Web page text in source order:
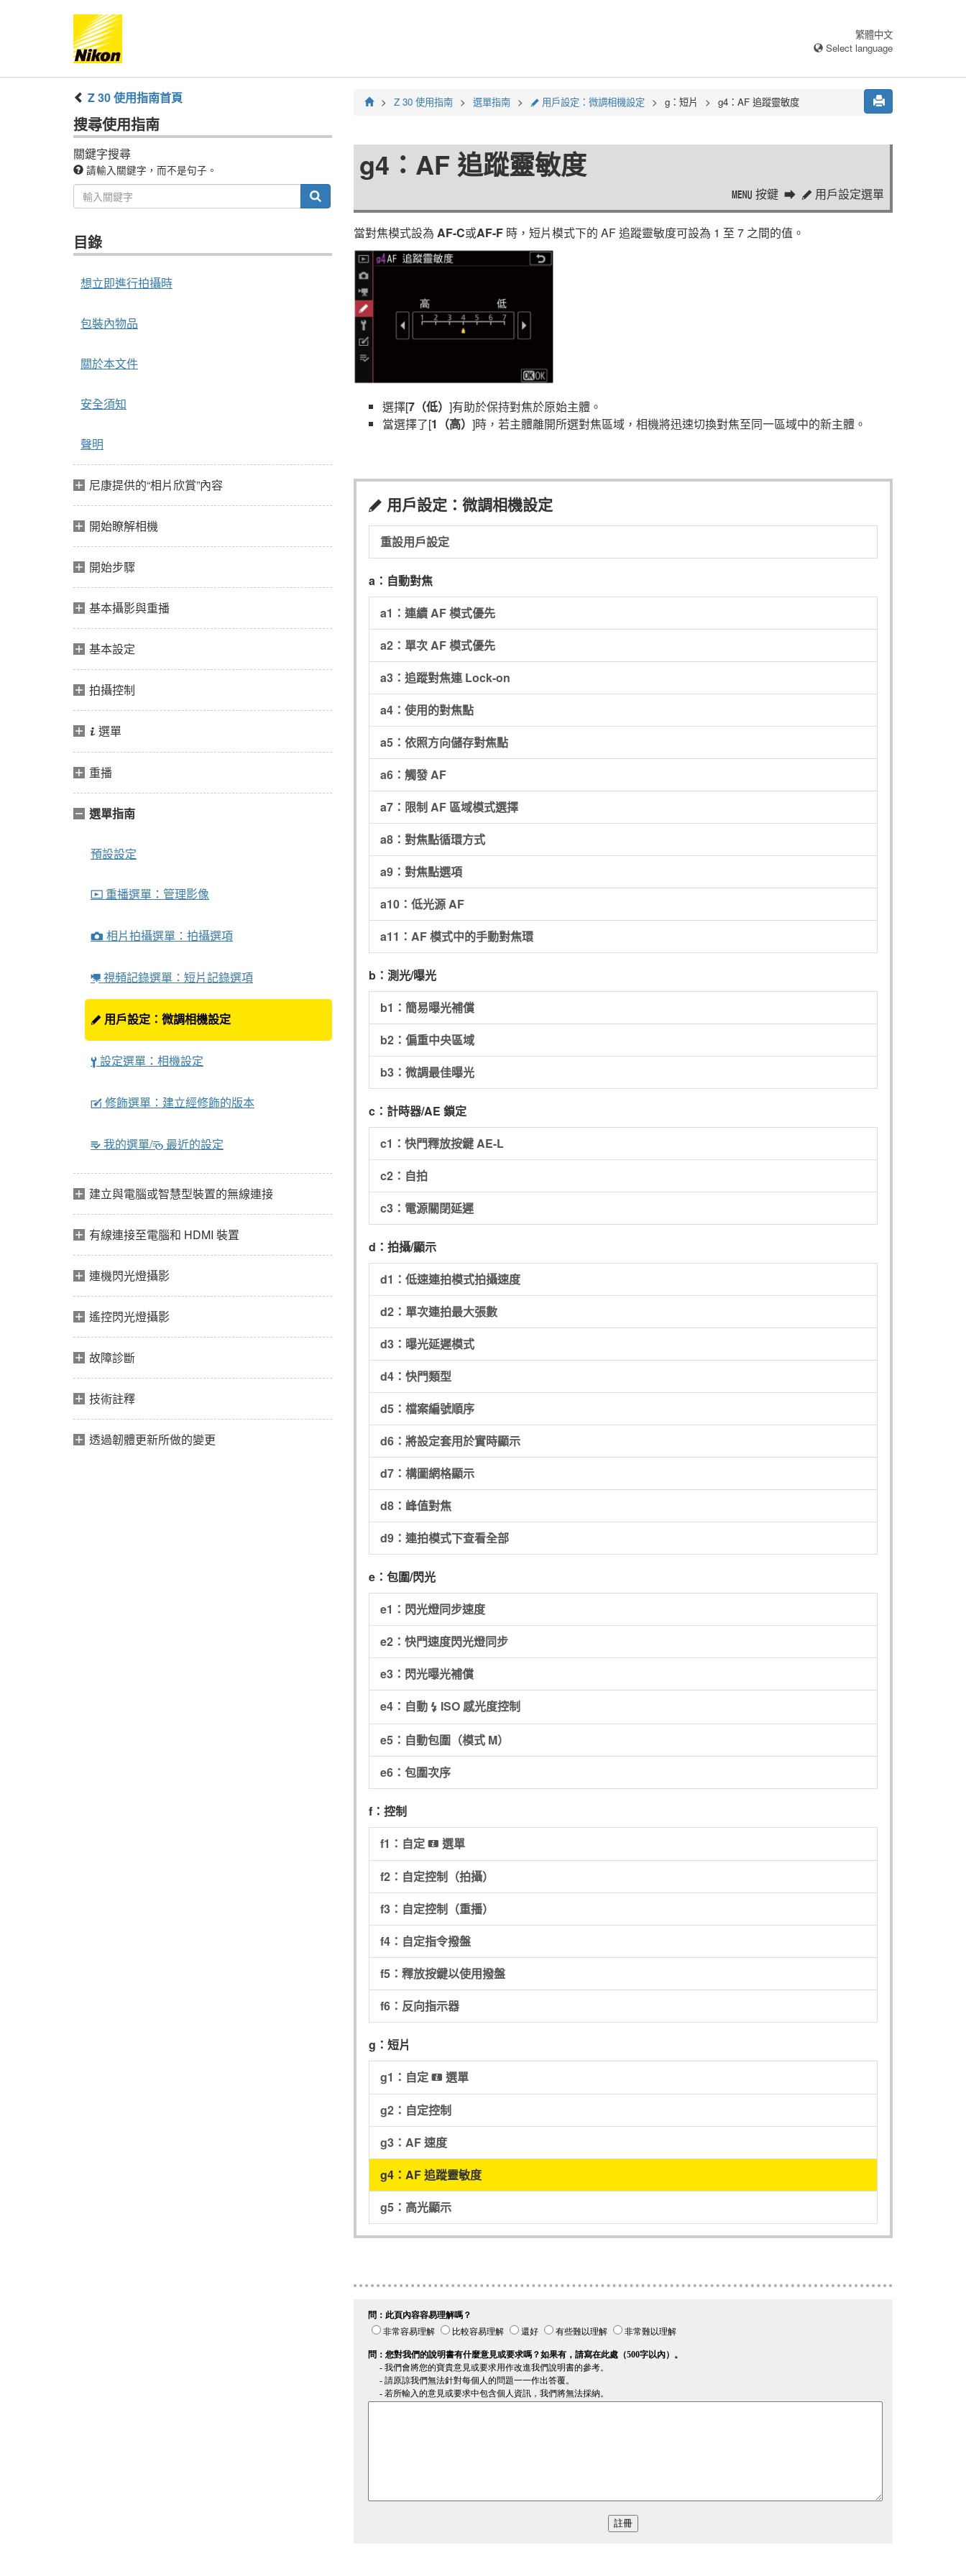
繁體中文
Select language
Z 30使用指南首頁
搜尋使用指南
關鍵字搜尋
請輸入關鍵字，而不是句子。
目錄
想立即進行拍攝時
包裝內物品
關於本文件
安全須知
聲明
尼康提供的“相片欣賞”內容
開始瞭解相機
開始步驟
基本攝影與重播
基本設定
拍攝控制
i 選單
重播
選單指南
預設設定
D 重播選單：管理影像
C 相片拍攝選單：拍攝選項
1 視頻記錄選單：短片記錄選項
A 用戶設定：微調相機設定
B 設定選單：相機設定
N 修飾選單：建立經修飾的版本
O 我的選單/m 最近的設定
建立與電腦或智慧型裝置的無線連接
有線連接至電腦和 HDMI 裝置
連機閃光燈攝影
遙控閃光燈攝影
故障診斷
技術註釋
透過韌體更新所做的變更
Z 30 使用指南 選單指南 A 用戶設定：微調相機設定 g：短片 g4：AF 追蹤靈敏度
g4：AF 追蹤靈敏度
G 按鍵 A 用戶設定選單
當對焦模式設為 AF-C或AF-F 時，短片模式下的 AF 追蹤靈敏度可設為 1 至 7 之間的值。
選擇[7（低） ]有助於保持對焦於原始主體。
當選擇了[1（高） ]時，若主體離開所選對焦區域，相機將迅速切換對焦至同一區域中的新主體。
A 用戶設定：微調相機設定
重設用戶設定
a：自動對焦
a1：連續 AF 模式優先
a2：單次 AF 模式優先
a3：追蹤對焦連 Lock-on
a4：使用的對焦點
a5：依照方向儲存對焦點
a6：觸發 AF
a7：限制 AF 區域模式選擇
a8：對焦點循環方式
a9：對焦點選項
a10：低光源 AF
a11：AF 模式中的手動對焦環
b：測光/曝光
b1：簡易曝光補償
b2：偏重中央區域
b3：微調最佳曝光
c：計時器/AE 鎖定
c1：快門釋放按鍵 AE-L
c2：自拍
c3：電源關閉延遲
d：拍攝/顯示
d1：低速連拍模式拍攝速度
d2：單次連拍最大張數
d3：曝光延遲模式
d4：快門類型
d5：檔案編號順序
d6：將設定套用於實時顯示
d7：構圖網格顯示
d8：峰值對焦
d9：連拍模式下查看全部
e：包圍/閃光
e1：閃光燈同步速度
e2：快門速度閃光燈同步
e3：閃光曝光補償
e4：自動 c ISO 感光度控制
e5：自動包圍（模式 M）
e6：包圍次序
f：控制
f1：自定 i 選單
f2：自定控制（拍攝）
f3：自定控制（重播）
f4：自定指令撥盤
f5：釋放按鍵以使用撥盤
f6：反向指示器
g：短片
g1：自定 i 選單
g2：自定控制
g3：AF 速度
g4：AF 追蹤靈敏度
g5：高光顯示